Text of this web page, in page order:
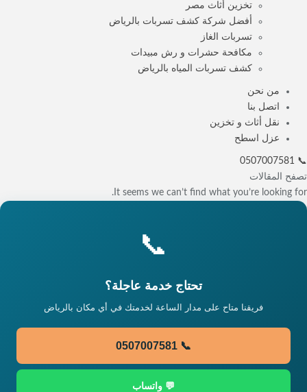
تخزين أثاث مصر
أفضل شركة كشف تسربات بالرياض
تسربات الغاز
مكافحة حشرات و رش مبيدات
كشف تسربات المياه بالرياض
من نحن
اتصل بنا
نقل أثاث و تخزين
عزل اسطح
📞 0507007581
تصفح المقالات
It seems we can’t find what you’re looking for.
📞
تحتاج خدمة عاجلة؟
فريقنا متاح على مدار الساعة لخدمتك في أي مكان بالرياض
📞 0507007581
💬 واتساب